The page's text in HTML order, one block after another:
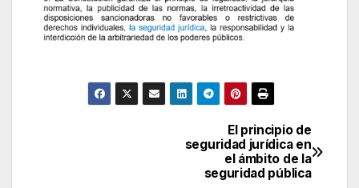
El principio de
seguridad jurídica en
el ámbito de la
seguridad pública